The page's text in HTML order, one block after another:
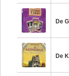
De
De